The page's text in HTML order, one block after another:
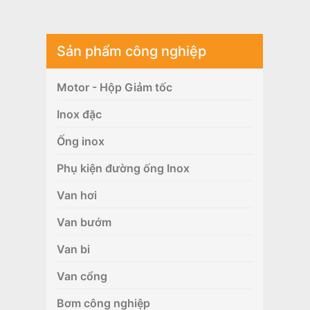
Sản phẩm công nghiệp
Motor - Hộp Giảm tốc
Inox đặc
Ống inox
Phụ kiện đường ống Inox
Van hơi
Van bướm
Van bi
Van cổng
Bơm công nghiệp